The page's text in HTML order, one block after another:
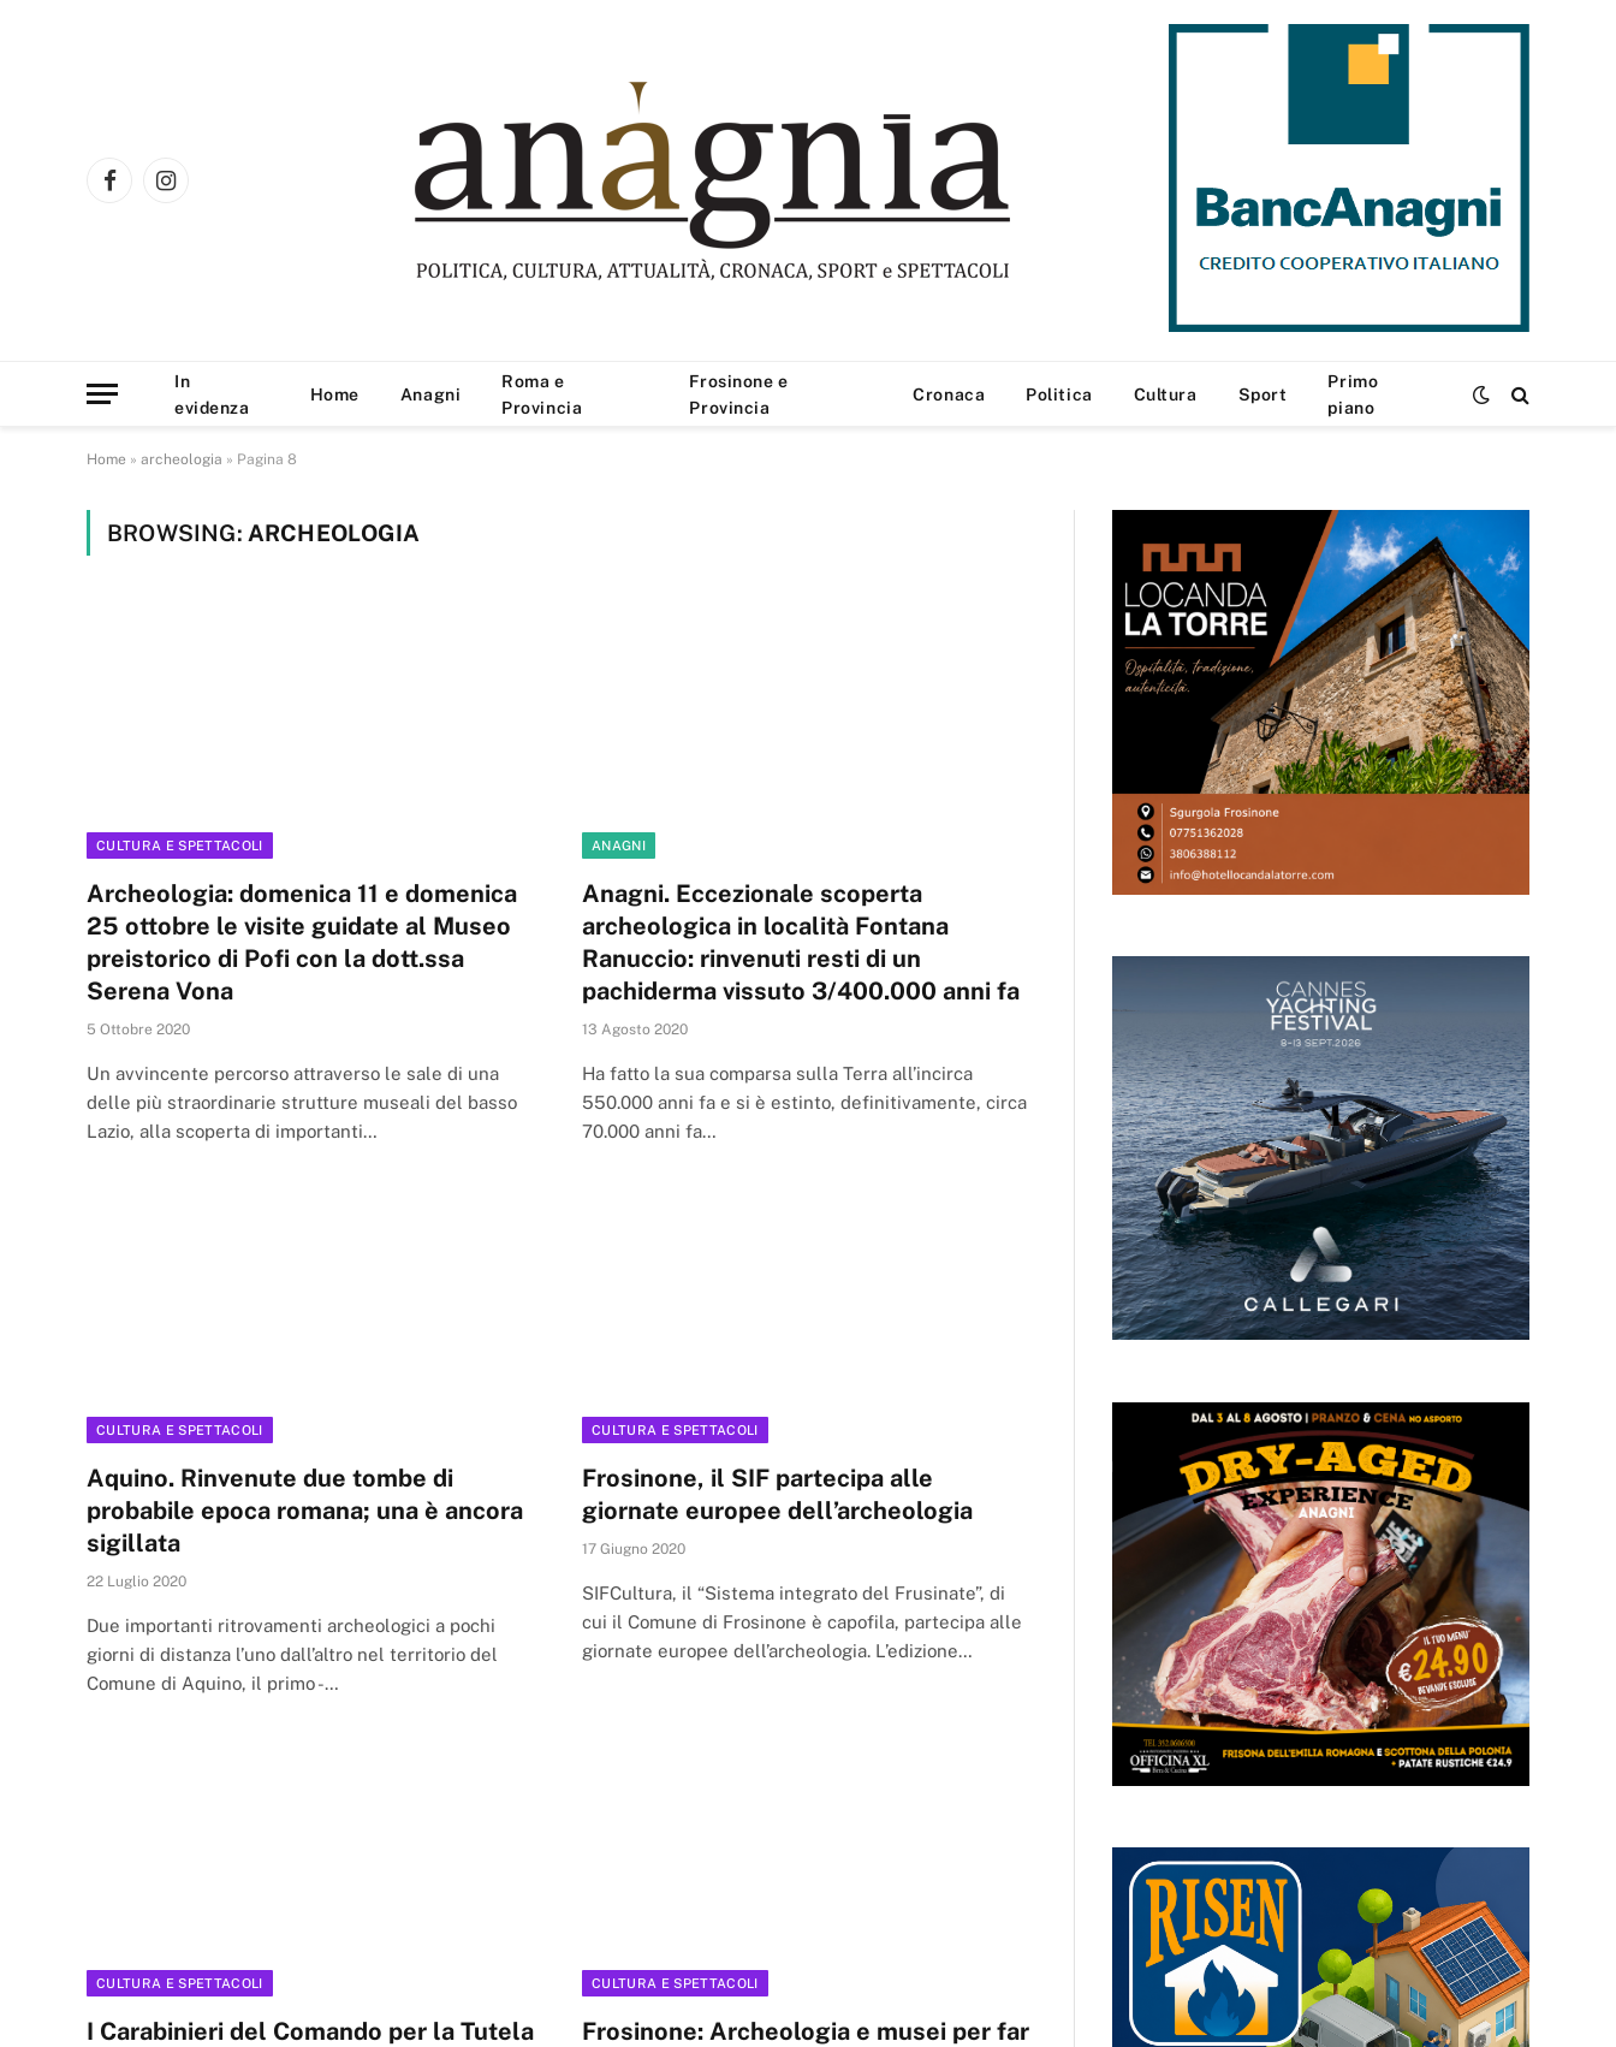
FacebookInstagram
In
evidenza
Home Anagni
Roma e
Provincia
Frosinone e
Provincia
Cronaca Politica Cultura Sport
Primo
piano
Home » archeologia » Pagina 8
BROWSING: ARCHEOLOGIA
CULTURA E SPETTACOLI
Archeologia: domenica 11 e domenica
25 ottobre le visite guidate al Museo
preistorico di Pofi con la dott.ssa
Serena Vona
5 Ottobre 2020
Un avvincente percorso attraverso le sale di una
delle più straordinarie strutture museali del basso
Lazio, alla scoperta di importanti…
ANAGNI
Anagni. Eccezionale scoperta
archeologica in località Fontana
Ranuccio: rinvenuti resti di un
pachiderma vissuto 3/400.000 anni fa
13 Agosto 2020
Ha fatto la sua comparsa sulla Terra all’incirca
550.000 anni fa e si è estinto, definitivamente, circa
70.000 anni fa…
CULTURA E SPETTACOLI
Aquino. Rinvenute due tombe di
probabile epoca romana; una è ancora
sigillata
22 Luglio 2020
Due importanti ritrovamenti archeologici a pochi
giorni di distanza l’uno dall’altro nel territorio del
Comune di Aquino, il primo -…
CULTURA E SPETTACOLI
Frosinone, il SIF partecipa alle
giornate europee dell’archeologia
17 Giugno 2020
SIFCultura, il “Sistema integrato del Frusinate”, di
cui il Comune di Frosinone è capofila, partecipa alle
giornate europee dell’archeologia. L’edizione…
CULTURA E SPETTACOLI
I Carabinieri del Comando per la Tutela
CULTURA E SPETTACOLI
Frosinone: Archeologia e musei per far